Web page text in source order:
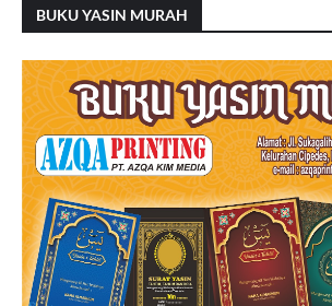
BUKU YASIN MURAH